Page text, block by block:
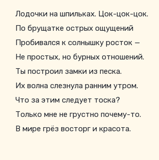
Лодочки на шпильках. Цок-цок-цок.
По брущатке острых ощущений
Пробивался к солнышку росток —
Не простых, но бурных отношений.
Ты построил замки из песка.
Их волна слезнула ранним утром.
Что за этим следует тоска?
Только мне не грустно почему-то.
В мире грёз восторг и красота.